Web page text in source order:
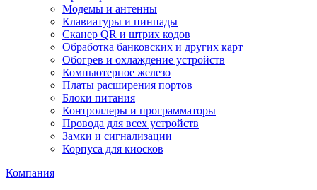
Модемы и антенны
Клавиатуры и пинпады
Сканер QR и штрих кодов
Обработка банковских и других карт
Обогрев и охлаждение устройств
Компьютерное железо
Платы расширения портов
Блоки питания
Контроллеры и программаторы
Провода для всех устройств
Замки и сигнализации
Корпуса для киосков
Компания